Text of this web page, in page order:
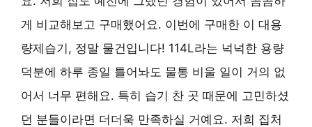
게 비교해보고 구매했어요. 이번에 구매한 이 대용
량제습기, 정말 물건입니다! 114L라는 넉넉한 용량
덕분에 하루 종일 틀어놔도 물통 비울 일이 거의 없
어서 너무 편해요. 특히 습기 찬 곳 때문에 고민하셨
던 분들이라면 더더욱 만족하실 거예요. 저희 집처